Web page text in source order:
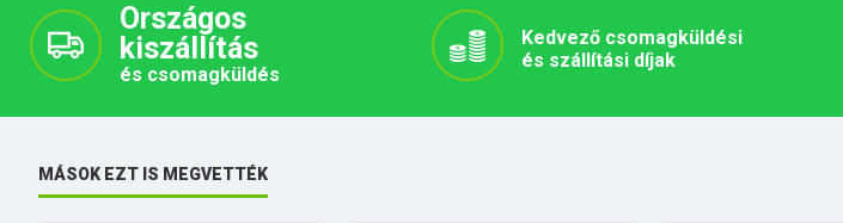
Országos
kiszállítás
és csomagküldés
Kedvező csomagküldési
és szállítási díjak
MÁSOK EZT IS MEGVETTÉK